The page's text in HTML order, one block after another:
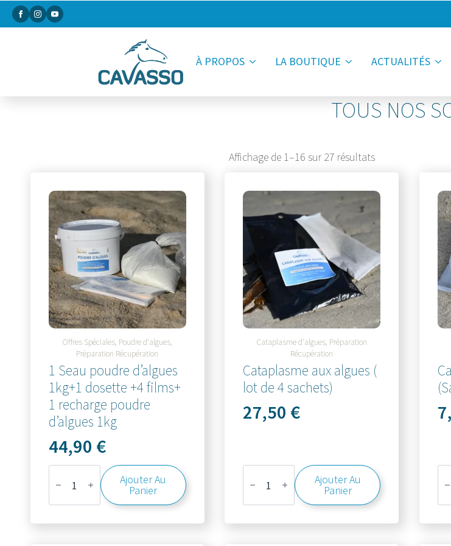
À PROPOS LA BOUTIQUE ACTUALITÉS
TOUS NOS
Affichage de 1–16 sur 27 résultats
Offres Spéciales, Poudre d'algues,
Préparation Récupération
1 Seau poudre d’algues
1kg+1 dosette +4 films+
1 recharge poudre
d’algues 1kg
44,90 €
quantité
Seau
d'algues
Ajouter Au
Panier
Cataplasme d'algues, Préparation
Récupération
Cataplasme aux algues (
lot de 4 sachets)
27,50 €
quantité
Cataplasme
aux
(
Ajouter Au
Panier